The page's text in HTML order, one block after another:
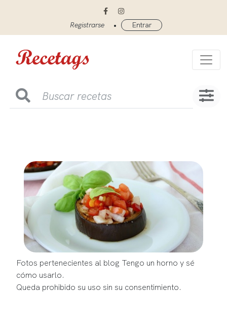
Registrarse • Entrar
Fotos pertenecientes al blog Tengo un horno y sé
cómo usarlo.
Queda prohibido su uso sin su consentimiento.